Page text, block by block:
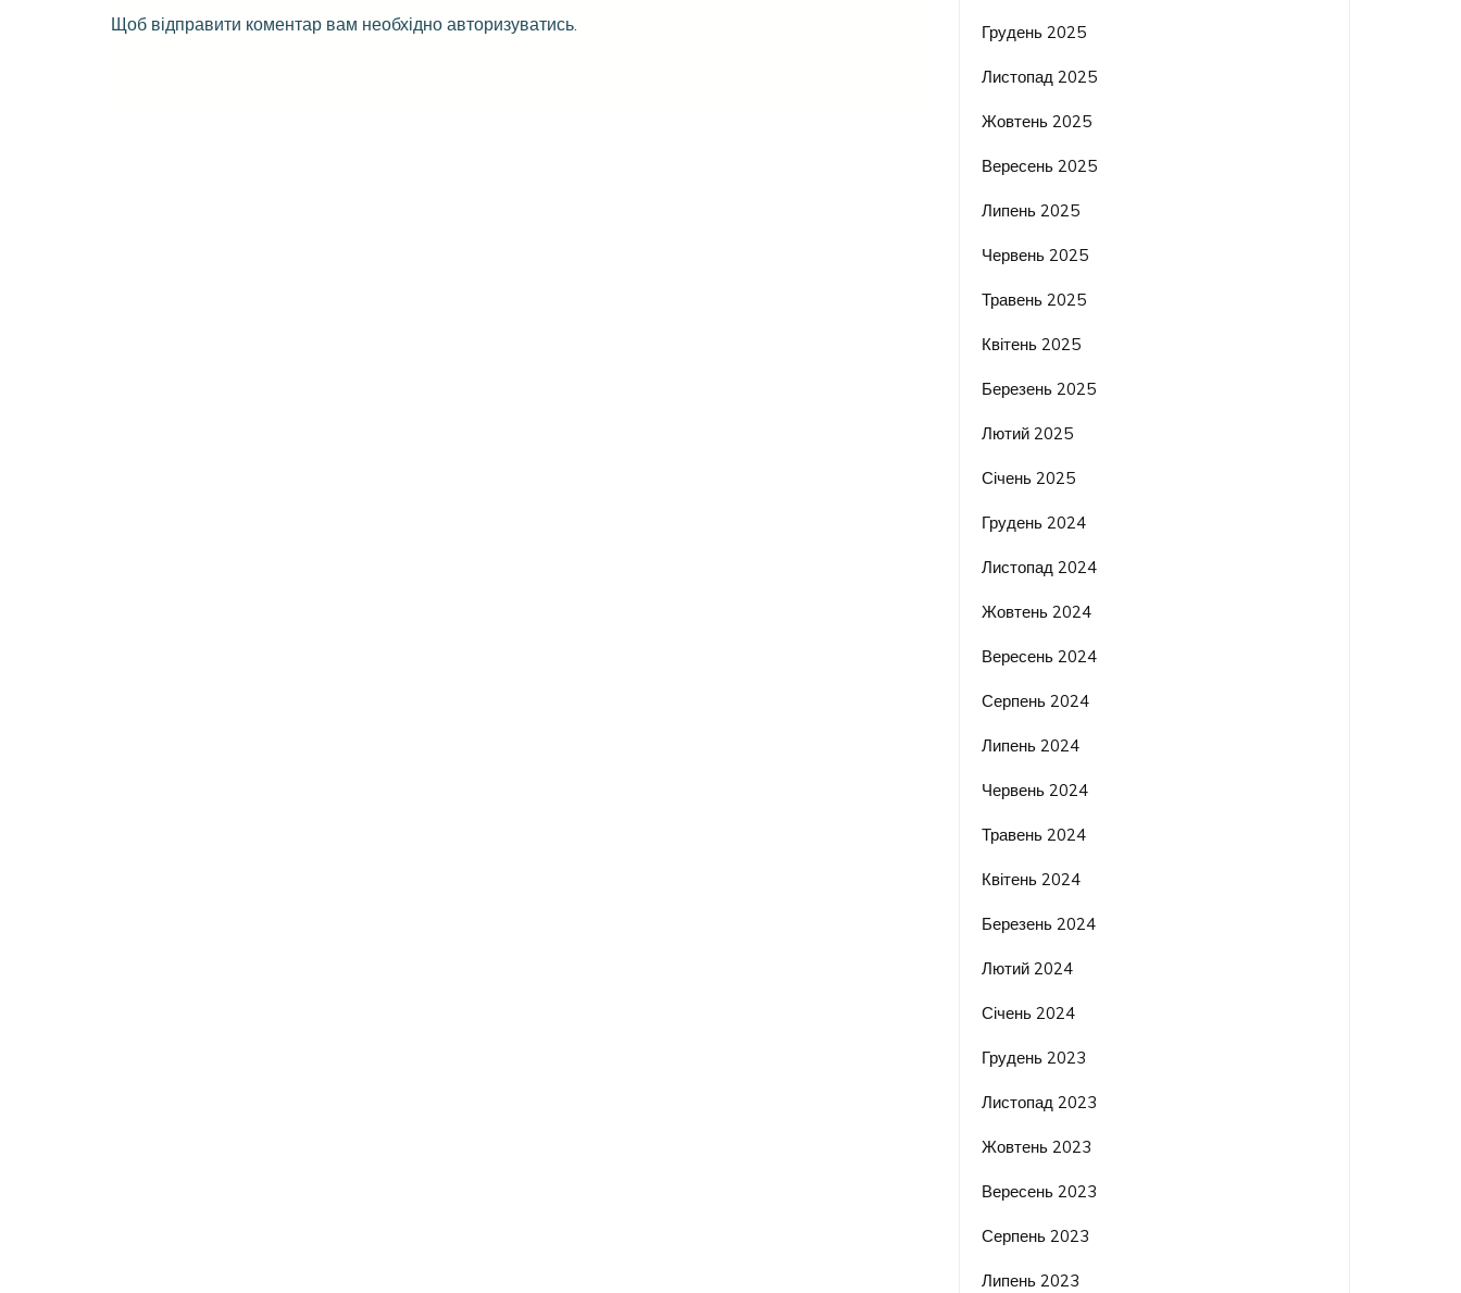
Щоб відправити коментар вам необхідно авторизуватись Грудень 2025
Листопад 2025
Жовтень 2025
Вересень 2025
Липень 2025
Червень 2025
Травень 2025
Квітень 2025
Березень 2025
Лютий 2025
Січень 2025
Грудень 2024
Листопад 2024
Жовтень 2024
Вересень 2024
Серпень 2024
Липень 2024
Червень 2024
Травень 2024
Квітень 2024
Березень 2024
Лютий 2024
Січень 2024
Грудень 2023
Листопад 2023
Жовтень 2023
Вересень 2023
Серпень 2023
Липень 2023